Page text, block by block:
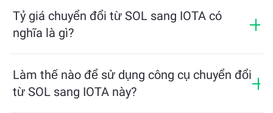
Tỷ giá chuyển đổi từ SOL sang IOTA có
nghĩa là gì?
nhiêu IOTA khi đổi lấy SOL. Tỷ giá này dao động theo
điều kiện thị trường, cung và cầu, và tính thanh khoản.
Làm thế nào để sử dụng công cụ chuyển đổi
từ SOL sang IOTA này?